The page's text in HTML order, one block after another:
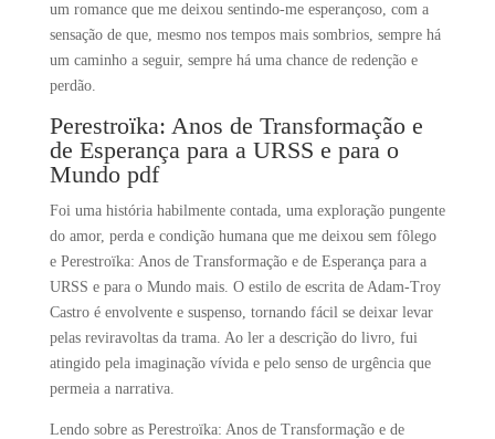
um romance que me deixou sentindo-me esperançoso, com a
sensação de que, mesmo nos tempos mais sombrios, sempre há
um caminho a seguir, sempre há uma chance de redenção e
perdão.
Perestroïka: Anos de Transformação e
de Esperança para a URSS e para o
Mundo pdf
Foi uma história habilmente contada, uma exploração pungente
do amor, perda e condição humana que me deixou sem fôlego
e Perestroïka: Anos de Transformação e de Esperança para a
URSS e para o Mundo mais. O estilo de escrita de Adam-Troy
Castro é envolvente e suspenso, tornando fácil se deixar levar
pelas reviravoltas da trama. Ao ler a descrição do livro, fui
atingido pela imaginação vívida e pelo senso de urgência que
permeia a narrativa.
Lendo sobre as Perestroïka: Anos de Transformação e de